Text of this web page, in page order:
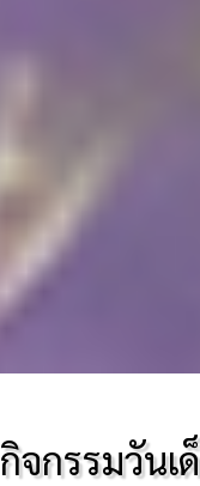
กิจกรรมวันเ